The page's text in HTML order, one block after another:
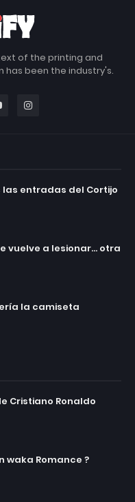
of the printing and
has been the industry's.
entradas del Cortijo
vuelve a lesionar... otra
la camiseta
Cristiano Ronaldo
waka Romance ?